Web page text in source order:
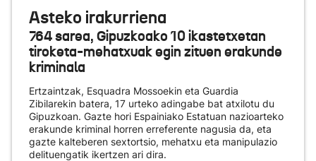
Asteko irakurriena
764 sarea, Gipuzkoako 10 ikastetxetan
tiroketa-mehatxuak egin zituen erakunde
kriminala
Ertzaintzak, Esquadra Mossoekin eta Guardia
Zibilarekin batera, 17 urteko adingabe bat atxilotu du
Gipuzkoan. Gazte hori Espainiako Estatuan nazioarteko
erakunde kriminal horren erreferente nagusia da, eta
gazte kalteberen sextortsio, mehatxu eta manipulazio
delituengatik ikertzen ari dira.